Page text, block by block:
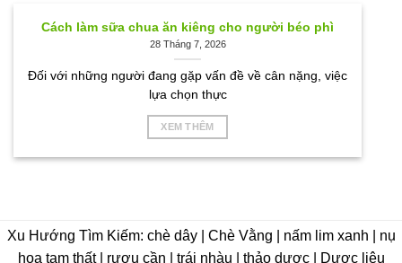
Cách làm sữa chua ăn kiêng cho người béo phì
28 Tháng 7, 2026
Đối với những người đang gặp vấn đề về cân nặng, việc
lựa chọn thực
XEM THÊM
Xu Hướng Tìm Kiếm: chè dây | Chè Vằng | nấm lim xanh | nụ
hoa tam thất | rượu cần | trái nhàu | thảo dược | Dược liệu